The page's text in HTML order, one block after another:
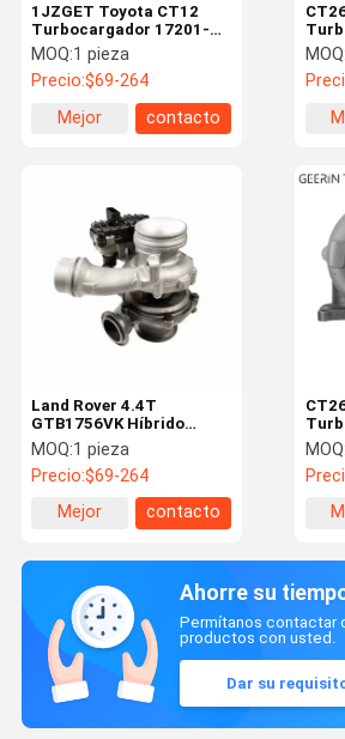
1JZGET Toyota CT12
Turbocargador 17201-
70020 Reemplazo de
piezas del motor
MOQ:1 pieza
Precio:$69-264
Mejor
contacto
MOQ:
Land Rover 4.4T
GTB1756VK Híbrido
Turbo Cargador 802733-
0001 Concha de aluminio
MOQ:1 pieza
Precio:$69-264
Mejor
contacto
MOQ:
Ahorre su
Permítanos contactar
productos con usted.
Dar su